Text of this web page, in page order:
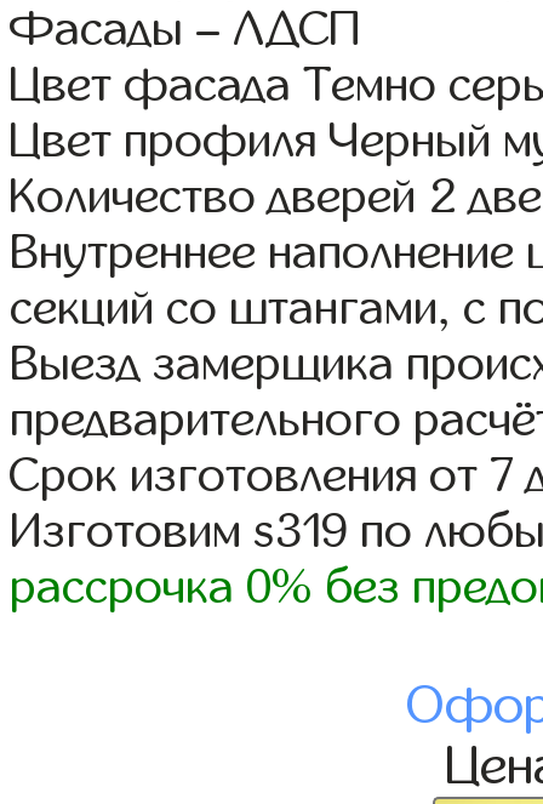
Фасады – ЛДСП
Цвет фасада Темно
Цвет профиля Черный
Количество дверей 2
Внутреннее
секций со штангами, с
Выезд замерщика
предварительного
Срок изготовления от 7
Изготовим s319 по
рассрочка 0% без